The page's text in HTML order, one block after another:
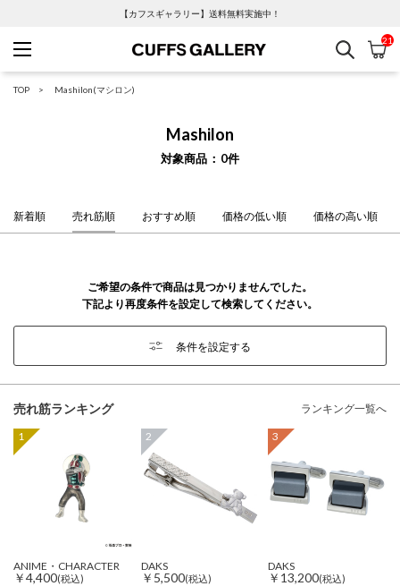
【カフスギャラリー】送料無料実施中！
Cuffs Gallery
検索 カ
21
TOP Mashilon(マシロン)
Mashilon
対象商品 0件
新着順 売れ筋順 おすすめ順 価格の低い順 価格の高い順
ご希望の条件で商品は見つかりませんでした。
下記より再度条件を設定して検索してください。
条件を設定する
売れ筋ランキング ランキング一覧へ
1
ANIME・CHARACTER
￥4,400(税込)
2
DAKS
￥5,500(税込)
3
DAKS
￥13,200(税込)